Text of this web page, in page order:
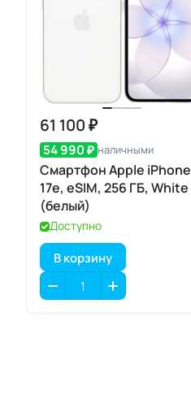
61 100 ₽
54 990 ₽ наличными
Смартфон Apple iPhone
17e, eSIM, 256 ГБ, White
(белый)
Доступно
В корзину